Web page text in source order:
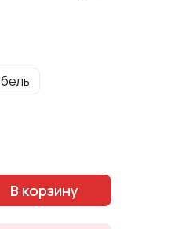
в сочетании со шпоном
интерьеру спальни.
В корзину